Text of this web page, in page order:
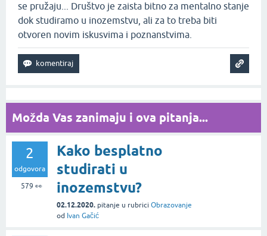
se pružaju... Društvo je zaista bitno za mentalno stanje
dok studiramo u inozemstvu, ali za to treba biti
otvoren novim iskusvima i poznanstvima.
Možda Vas zanimaju i ova pitanja...
2
odgovora
579 👀
Kako besplatno
studirati u
inozemstvu?
02.12.2020. pitanje u rubrici Obrazovanje
od Ivan Gačić